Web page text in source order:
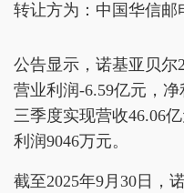
转让方为：中国华信邮
公告显示，诺基亚贝尔
营业利润-6.59亿元，净
三季度实现营收46.06
利润9046万元。
截至2025年9月30日，